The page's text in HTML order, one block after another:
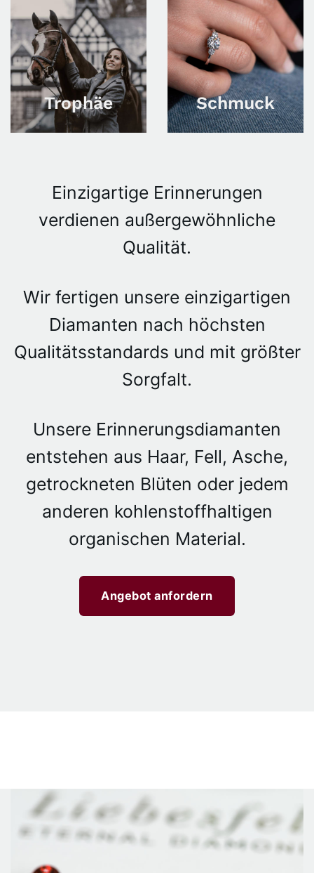
Trophäe Schmuck
Einzigartige Erinnerungen
verdienen außergewöhnliche
Qualität.
Wir fertigen unsere einzigartigen
Diamanten nach höchsten
Qualitätsstandards und mit größter
Sorgfalt.
Unsere Erinnerungsdiamanten
entstehen aus Haar, Fell, Asche,
getrockneten Blüten oder jedem
anderen kohlenstoffhaltigen
organischen Material.
Angebot anfordern